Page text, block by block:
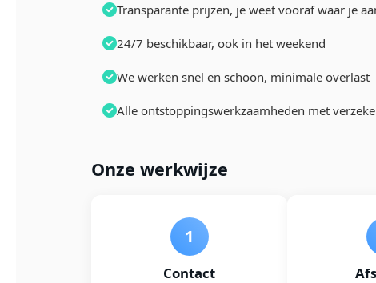
Transparante prijzen, je weet vooraf waar je
24/7 beschikbaar, ook in het weekend
We werken snel en schoon, minimale overlast
Alle ontstoppingswerkzaamheden met
Onze werkwijze
1
Contact